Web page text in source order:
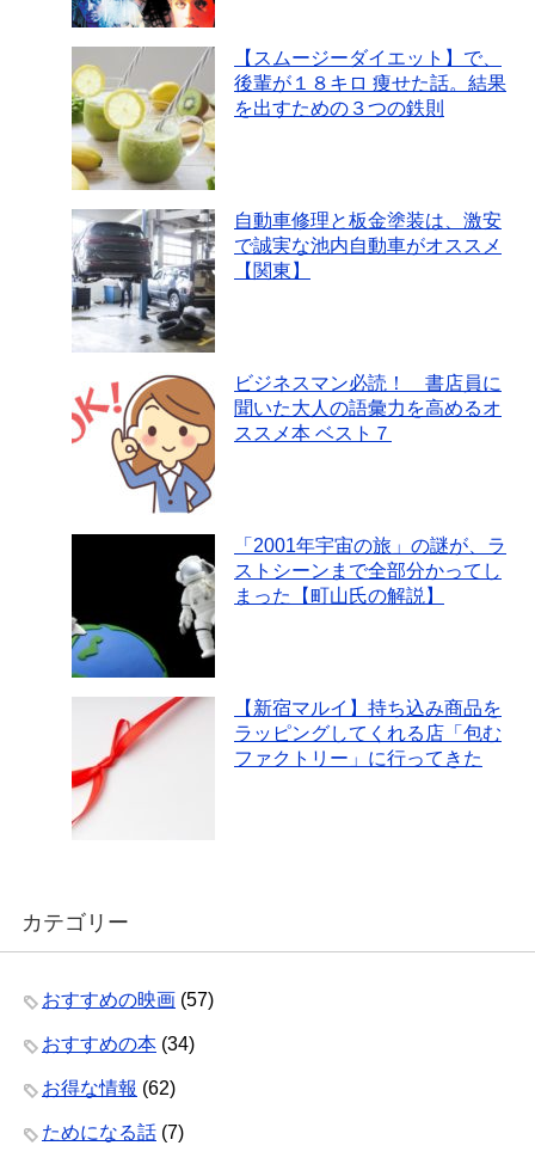
【スムージーダイエット】で、
後輩が１８キロ 痩せた話。結果
を出すための３つの鉄則
自動車修理と板金塗装は、激安
で誠実な池内自動車がオススメ
【関東】
ビジネスマン必読！ 書店員に
聞いた大人の語彙力を高めるオ
ススメ本 ベスト７
「2001年宇宙の旅」の謎が、ラ
ストシーンまで全部分かってし
まった【町山氏の解説】
【新宿マルイ】持ち込み商品を
ラッピングしてくれる店「包む
ファクトリー」に行ってきた
カテゴリー
おすすめの映画 (57)
おすすめの本 (34)
お得な情報 (62)
ためになる話 (7)